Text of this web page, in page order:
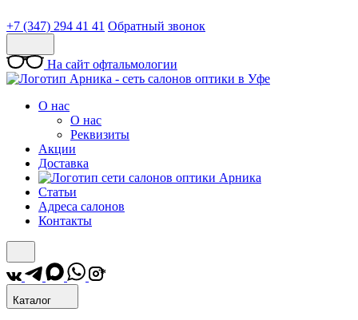
+7 (347) 294 41 41 Обратный звонок
На сайт офтальмологии
О нас
О нас
Реквизиты
Акции
Доставка
Статьи
Адреса салонов
Контакты
*
Каталог